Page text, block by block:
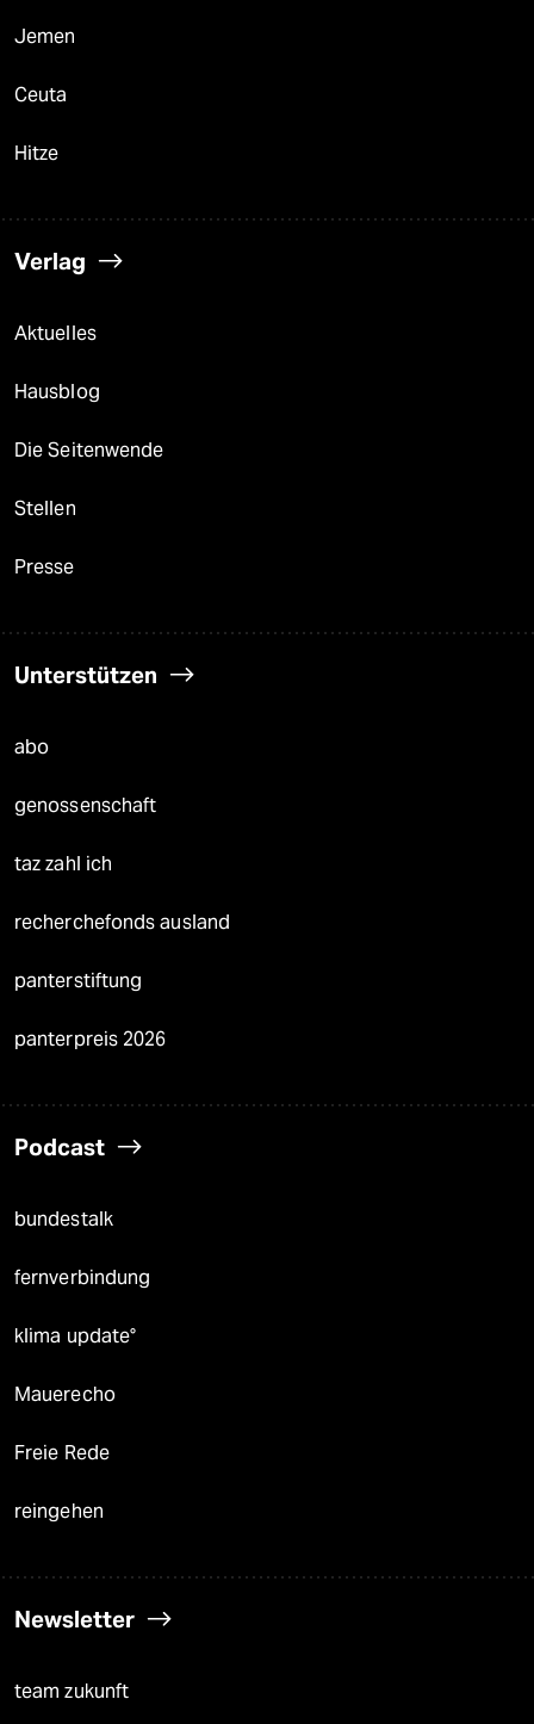
Jemen
Ceuta
Hitze
Verlag
Aktuelles
Hausblog
Die Seitenwende
Stellen
Presse
Unterstützen
abo
genossenschaft
taz zahl ich
recherchefonds ausland
panterstiftung
panterpreis 2026
Podcast
bundestalk
fernverbindung
klima update°
Mauerecho
Freie Rede
reingehen
Newsletter
team zukunft